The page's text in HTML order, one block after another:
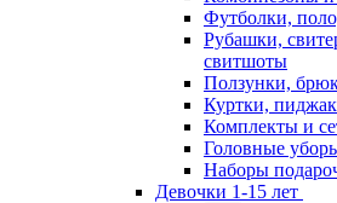
Футболки,
Рубашки,
свитшоты
Ползунки,
Куртки,
Комплекты и
Головные
Наборы
Девочки 1-15 лет